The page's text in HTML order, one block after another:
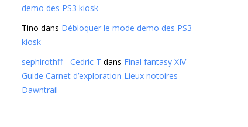
demo des PS3 kiosk
Tino dans Débloquer le mode demo des PS3
kiosk
sephirothff - Cedric T dans Final fantasy XIV
Guide Carnet d’exploration Lieux notoires
Dawntrail